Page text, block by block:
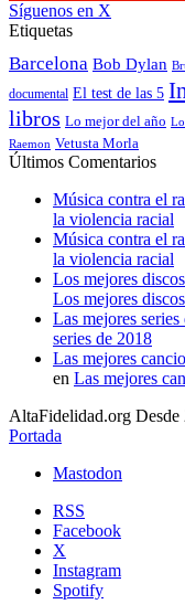
Síguenos en X
Etiquetas
Barcelona Bob Dylan
documental El test de las 5
libros Lo mejor del año
Raemon Vetusta Morla
Últimos Comentarios
Música contra el
la violencia racial
Música contra el
la violencia racial
Los mejores
Los mejores
Las mejores
series de 2018
Las mejores
en Las mejores
AltaFidelidad.org Desde
Portada
Mastodon
RSS
Facebook
X
Instagram
Spotify